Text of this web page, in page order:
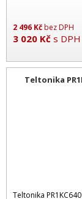
2 496 Kčbez DPH
3 020 Kč s DPH
Teltonika
Teltonika